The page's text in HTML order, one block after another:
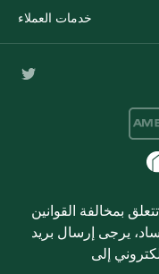
خدمات العملاء
بمخالفة القوانين
يرجى إرسال بريد